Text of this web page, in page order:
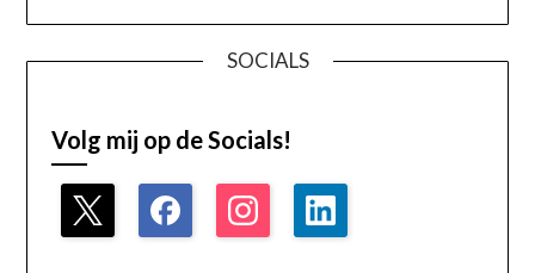
SOCIALS
Volg mij op de Socials!